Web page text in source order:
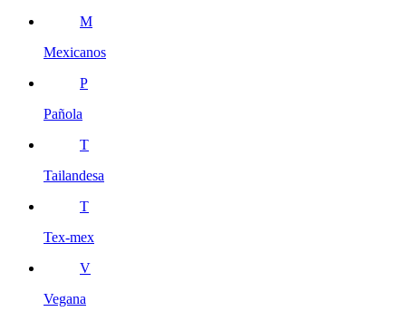
M
Mexicanos
P
Pañola
T
Tailandesa
T
Tex-mex
V
Vegana